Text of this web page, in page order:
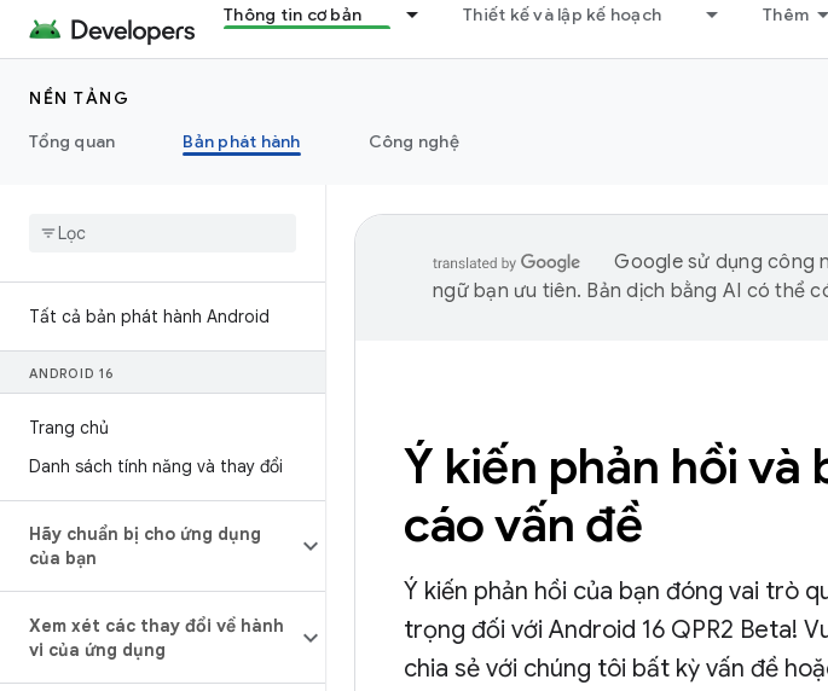
Thông tin cơ bản Thiết kế và lập kế hoạch Thêm
NỀN TẢNG
Tổng quan
Bản phát hành Công nghệ
Tất cả bản phát hành Android
ANDROID 16
Trang chủ
Danh sách tính năng và thay đổi
Hãy chuẩn bị cho ứng dụng
của bạn
Xem xét các thay đổi về hành
vi của ứng dụng
Google sử dụng công
ngữ bạn ưu tiên. Bản dịch bằng AI có thể
Ý kiến phản hồi và
cáo vấn đề
Ý kiến phản hồi của bạn đóng vai trò
trọng đối với Android 16 QPR2 Beta!
chia sẻ với chúng tôi bất kỳ vấn đề